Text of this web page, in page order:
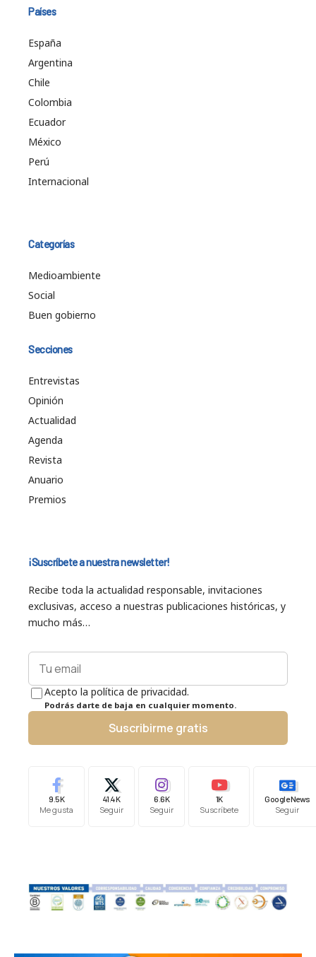
Países
España
Argentina
Chile
Colombia
Ecuador
México
Perú
Internacional
Categorías
Medioambiente
Social
Buen gobierno
Secciones
Entrevistas
Opinión
Actualidad
Agenda
Revista
Anuario
Premios
¡Suscríbete a nuestra newsletter!
Recibe toda la actualidad responsable, invitaciones
exclusivas, acceso a nuestras publicaciones históricas, y
mucho más…
Acepto la política de privacidad.
Podrás darte de baja en cualquier momento.
Suscribirme gratis
9.5K
Me gusta
41.4K
Seguir
6.6K
Seguir
1K
Suscríbete
Google News
Seguir